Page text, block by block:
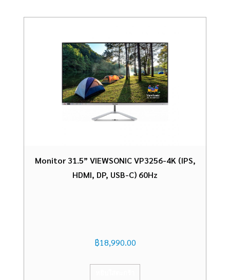
Monitor 31.5” VIEWSONIC VP3256-4K (IPS,
HDMI, DP, USB-C) 60Hz
฿18,990.00